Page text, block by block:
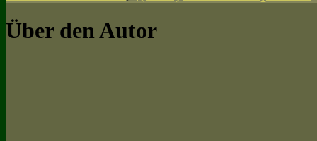
Über den Autor